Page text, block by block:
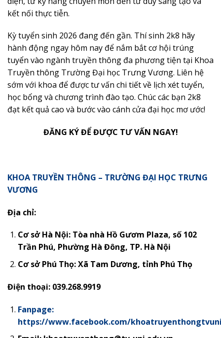
kết nối thực tiễn.
Kỳ tuyển sinh 2026 đang đến gần. Thí sinh 2k8 hãy
hành động ngay hôm nay để nắm bắt cơ hội trúng
tuyển vào ngành truyền thông đa phương tiện tại Khoa
Truyền thông Trường Đại học Trưng Vương. Liên hệ
sớm với khoa để được tư vấn chi tiết về lịch xét tuyển,
học bổng và chương trình đào tạo. Chúc các bạn 2k8
đạt kết quả cao và bước vào cánh cửa đại học mơ ước!
ĐĂNG KÝ ĐỂ ĐƯỢC TƯ VẤN NGAY!
KHOA TRUYỀN THÔNG – TRƯỜNG ĐẠI HỌC TRƯNG
VƯƠNG
Địa chỉ:
Cơ sở Hà Nội: Tòa nhà Hồ Gươm Plaza, số 102
Trần Phú, Phường Hà Đông, TP. Hà Nội
Cơ sở Phú Thọ:Xã Tam Dương, tỉnh Phú Thọ
Điện thoại: 039.268.9919
Fanpage:
https://www.facebook.com/